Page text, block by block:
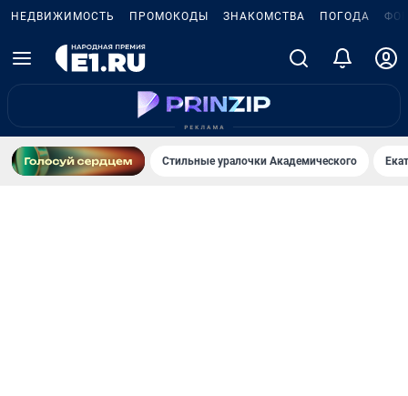
НЕДВИЖИМОСТЬ ПРОМОКОДЫ ЗНАКОМСТВА ПОГОДА
Стильные уралочки Академического